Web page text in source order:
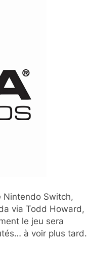
Nintendo Switch,
via Todd Howard,
le jeu sera
à voir plus tard.